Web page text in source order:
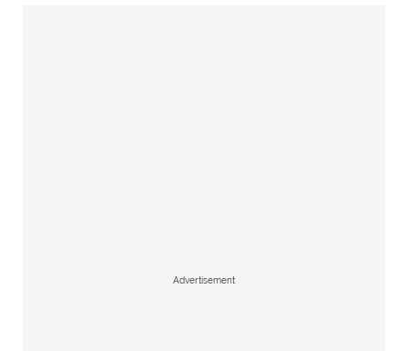
Advertisement